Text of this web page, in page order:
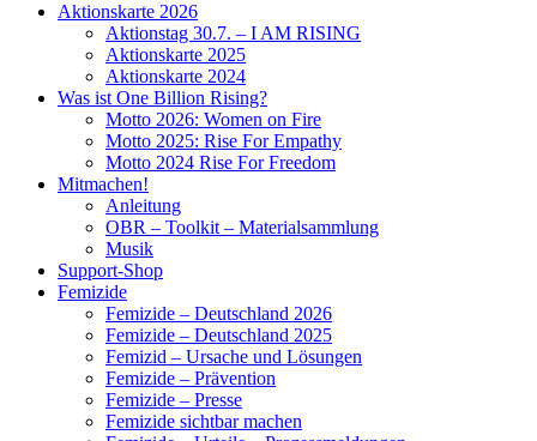
Aktionskarte 2026
Aktionstag 30.7. – I AM RISING
Aktionskarte 2025
Aktionskarte 2024
Was ist One Billion Rising?
Motto 2026: Women on Fire
Motto 2025: Rise For Empathy
Motto 2024 Rise For Freedom
Mitmachen!
Anleitung
OBR – Toolkit – Materialsammlung
Musik
Support-Shop
Femizide
Femizide – Deutschland 2026
Femizide – Deutschland 2025
Femizid – Ursache und Lösungen
Femizide – Prävention
Femizide – Presse
Femizide sichtbar machen